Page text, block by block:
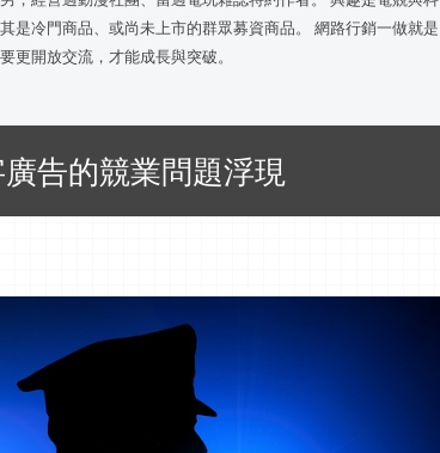
是冷門商品、或尚未上市的群眾募資商品。 網路行銷一做就是
更開放交流，才能成長與突破。
告的競業問題浮現